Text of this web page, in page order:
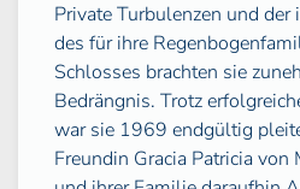
Private Turbulenzen und
des für ihre
Schlosses brachten sie
Bedrängnis. Trotz
war sie 1969 endgültig
Freundin Gracia Patricia von